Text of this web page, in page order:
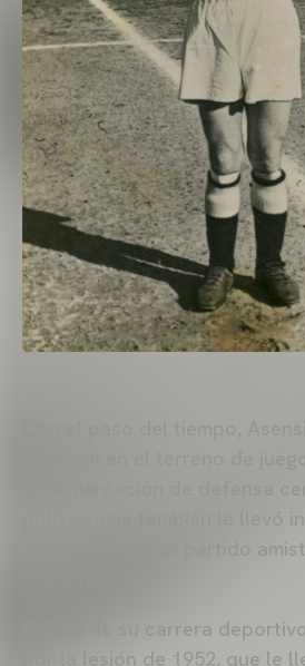
posición en el terreno de
la demarcación de defensa
polivalencia también le llevó
como portero un partido
El final de su carrera
por la lesión de 1952, que le